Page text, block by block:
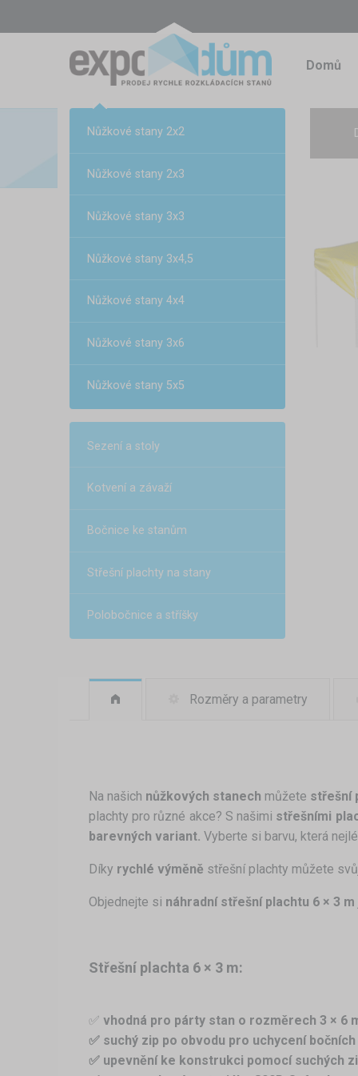
Domů
Nůžkové stany 2x2
Nůžkové stany 2x3
Nůžkové stany 3x3
Nůžkové stany 3x4,5
Nůžkové stany 4x4
Nůžkové stany 3x6
Nůžkové stany 5x5
Sezení a stoly
Kotvení a závaží
Bočnice ke stanům
Střešní plachty na stany
Polobočnice a stříšky
Rozměry a parametry
Na našich nůžkových stanech můžete střešní
plachty pro různé akce? S našimi střešními
barevných variant. Vyberte si barvu, která
Díky rychlé výměně střešní plachty můžete
Objednejte si náhradní střešní plachtu 6 × 3 m
Střešní plachta 6 × 3 m:
✅ vhodná pro párty stan o rozměrech 3 ×
✅ suchý zip po obvodu pro uchycení
✅ upevnění ke konstrukci pomocí suchých